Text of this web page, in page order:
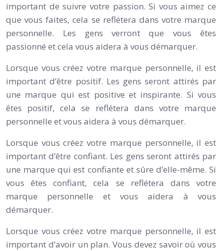
important de suivre votre passion. Si vous aimez ce
que vous faites, cela se reflétera dans votre marque
personnelle. Les gens verront que vous êtes
passionné et cela vous aidera à vous démarquer.
Lorsque vous créez votre marque personnelle, il est
important d’être positif. Les gens seront attirés par
une marque qui est positive et inspirante. Si vous
êtes positif, cela se reflétera dans votre marque
personnelle et vous aidera à vous démarquer.
Lorsque vous créez votre marque personnelle, il est
important d’être confiant. Les gens seront attirés par
une marque qui est confiante et sûre d’elle-même. Si
vous êtes confiant, cela se reflétera dans votre
marque personnelle et vous aidera à vous
démarquer.
Lorsque vous créez votre marque personnelle, il est
important d’avoir un plan. Vous devez savoir où vous